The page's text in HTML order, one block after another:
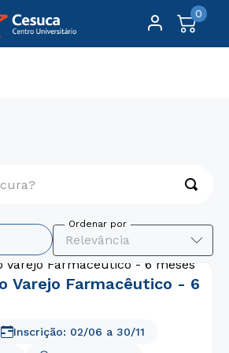
0
Relevância
Varejo Farmacêutico - 6
Inscrição: 02/06 a 30/11
TERMOS MAIS BUSCADOS
psicologia
2º
medicina
4º
engenharia